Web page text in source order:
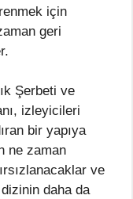
için
geri
Şerbeti ve
izleyicileri
bir yapıya
ne zaman
ve
daha da